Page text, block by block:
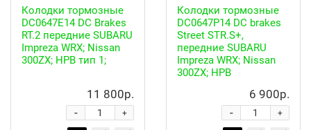
Колодки тормозные
DC0647E14 DC Brakes
RT.2 передние SUBARU
Impreza WRX; Nissan
300ZX; HPB тип 1;
11 800р.
+
-
Колодки тормозные
DC0647P14 DC brakes
Street STR.S+,
передние SUBARU
Impreza WRX; Nissan
300ZX; HPB
6 900р.
+
-